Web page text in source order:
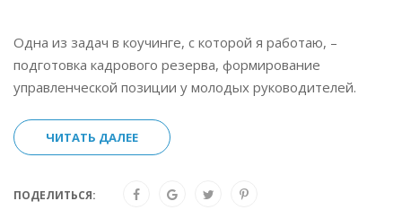
Одна из задач в коучинге, с которой я работаю, –
подготовка кадрового резерва, формирование
управленческой позиции у молодых руководителей.
ЧИТАТЬ ДАЛЕЕ
ПОДЕЛИТЬСЯ: